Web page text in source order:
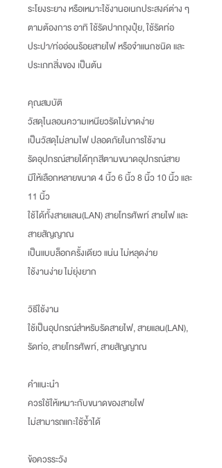
ระโยงระยาง หรือเหมาะใช้งานอเนกประสงค์ต่าง ๆ
ตามต้องการ อาทิ ใช้รัดปากถุงปุ๋ย, ใช้รัดท่อ
ประปา/ท่ออ่อนร้อยสายไฟ หรือจำแนกชนิด และ
ประเภทสิ่งของ เป็นต้น
คุณสมบัติ
วัสดุไนลอนความเหนียวรัดไม่ขาดง่าย
เป็นวัสดุไม่ลามไฟ ปลอดภัยในการใช้งาน
รัดอุปกรณ์สายได้ทุกสีตามขนาดอุปกรณ์สาย
มีให้เลือกหลายขนาด 4 นิ้ว 6 นิ้ว 8 นิ้ว 10 นิ้ว และ
11 นิ้ว
ใช้ได้ทั้งสายแลน(LAN) สายโทรศัพท์ สายไฟ และ
สายสัญญาณ
เป็นแบบล็อกครั้งเดียว แน่น ไม่หลุดง่าย
ใช้งานง่าย ไม่ยุ่งยาก
วิธีใช้งาน
ใช้เป็นอุปกรณ์สำหรับรัดสายไฟ, สายแลน(LAN),
รัดท่อ, สายโทรศัพท์, สายสัญญาณ
คำแนะนำ
ควรใช้ให้เหมาะกับขนาดของสายไฟ
ไม่สามารถแกะใช้ซ้ำได้
ข้อควรระวัง